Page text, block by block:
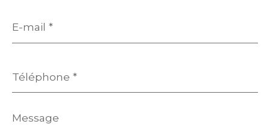
mail
*
*
Message
*